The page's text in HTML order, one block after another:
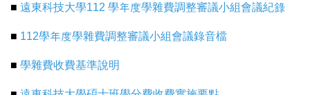
■ 遠東科技大學112 學年度學雜費調整審議小組會議紀錄
■ 112學年度學雜費調整審議小組會議錄音檔
■ 學雜費收費基準說明